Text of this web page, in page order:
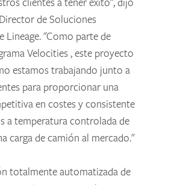
de Soluciones
Lineage. "Como parte de
Velocities , este proyecto
estamos trabajando junto a
para proporcionar una
en costes y consistente
a temperatura controlada de
carga de camión al mercado."
totalmente automatizada de